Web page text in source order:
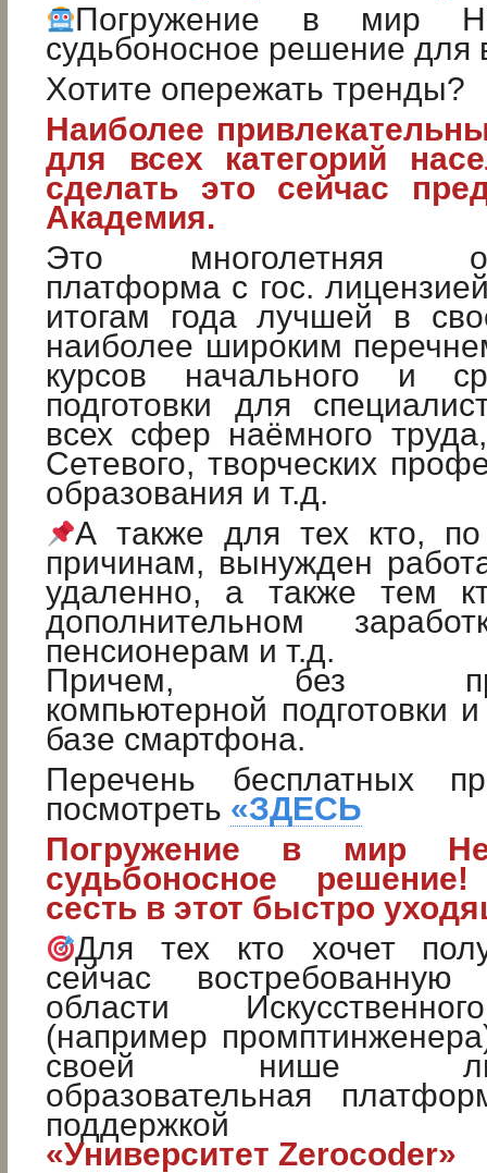
Погружение в мир
судьбоносное решение для
Хотите опережать тренды?
Наиболее
для всех категорий
сделать это сейчас
Академия.
Это многолетняя
платформа с гос.
итогам года лучшей в
наиболее широким
курсов начального и
подготовки для
всех сфер наёмного
Сетевого, творческих
образования и т.д.
А также для тех кто,
причинам, вынужден
удаленно, а также тем
дополнительном
пенсионерам и т.д.
Причем, без
компьютерной подготовки
базе смартфона.
Перечень бесплатных
посмотреть «ЗДЕСЬ
Погружение в мир
судьбоносное решение!
сесть в этот быстро
Для тех кто хочет
сейчас
области
(например
своей нише
образовательная
поддержкой
«Университет Zerocoder»